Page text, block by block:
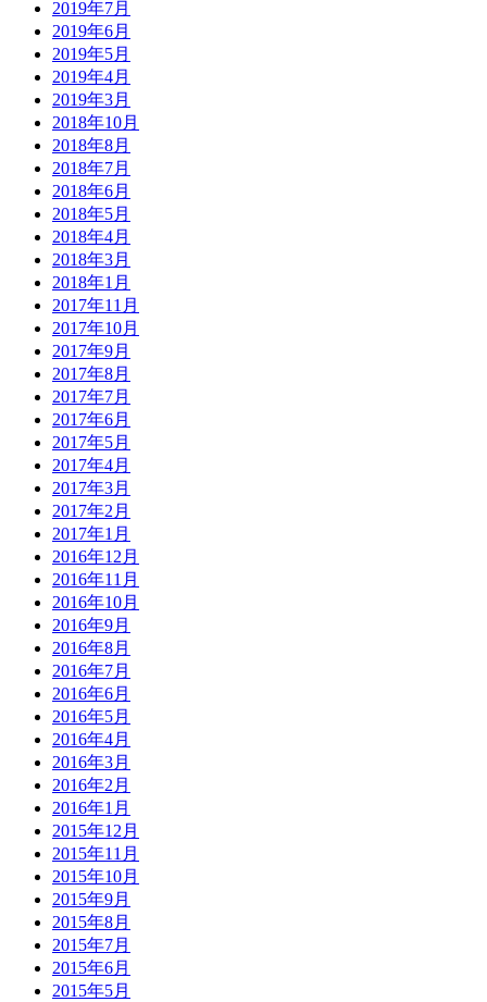
2019年7月
2019年6月
2019年5月
2019年4月
2019年3月
2018年10月
2018年8月
2018年7月
2018年6月
2018年5月
2018年4月
2018年3月
2018年1月
2017年11月
2017年10月
2017年9月
2017年8月
2017年7月
2017年6月
2017年5月
2017年4月
2017年3月
2017年2月
2017年1月
2016年12月
2016年11月
2016年10月
2016年9月
2016年8月
2016年7月
2016年6月
2016年5月
2016年4月
2016年3月
2016年2月
2016年1月
2015年12月
2015年11月
2015年10月
2015年9月
2015年8月
2015年7月
2015年6月
2015年5月